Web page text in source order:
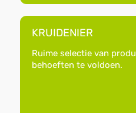
KRUIDENIER
Ruime selectie van
behoeften te voldoen.